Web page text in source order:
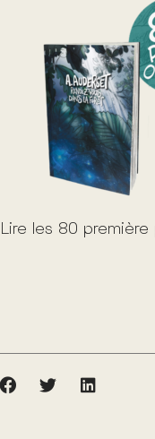
Lire les 80